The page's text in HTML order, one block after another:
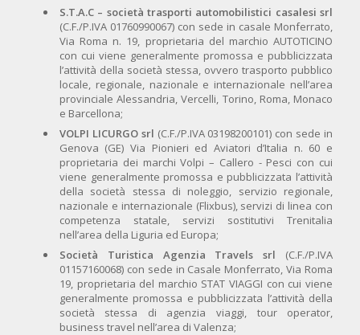
S.T.A.C – società trasporti automobilistici casalesi srl
(C.F./P.IVA 01760990067) con sede in casale Monferrato,
Via Roma n. 19, proprietaria del marchio AUTOTICINO
con cui viene generalmente promossa e pubblicizzata
l’attività della società stessa, ovvero trasporto pubblico
locale, regionale, nazionale e internazionale nell’area
provinciale Alessandria, Vercelli, Torino, Roma, Monaco
e Barcellona;
VOLPI LICURGO srl (C.F./P.IVA 03198200101) con sede in
Genova (GE) Via Pionieri ed Aviatori d’Italia n. 60 e
proprietaria dei marchi Volpi – Callero - Pesci con cui
viene generalmente promossa e pubblicizzata l’attività
della società stessa di noleggio, servizio regionale,
nazionale e internazionale (Flixbus), servizi di linea con
competenza statale, servizi sostitutivi Trenitalia
nell’area della Liguria ed Europa;
Società Turistica Agenzia Travels srl (C.F./P.IVA
01157160068) con sede in Casale Monferrato, Via Roma
19, proprietaria del marchio STAT VIAGGI con cui viene
generalmente promossa e pubblicizzata l’attività della
società stessa di agenzia viaggi, tour operator,
business travel nell’area di Valenza;